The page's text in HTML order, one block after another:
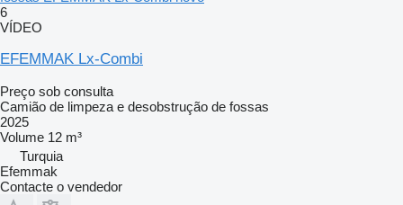
6
VÍDEO
EFEMMAK Lx-Combi
Preço sob consulta
Camião de limpeza e desobstrução de fossas
2025
Volume 12 m³
Turquia
Efemmak
Contacte o vendedor